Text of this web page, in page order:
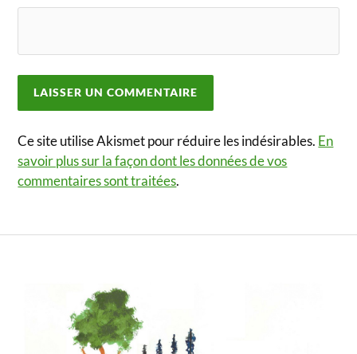
Ce site utilise Akismet pour réduire les indésirables. En
savoir plus sur la façon dont les données de vos
commentaires sont traitées.